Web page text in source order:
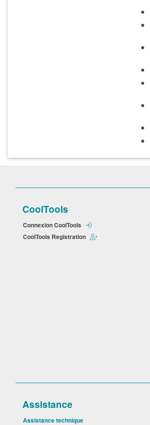
CoolTools
Connexion CoolTools
CoolTools Registration
Assistance
Assistance technique